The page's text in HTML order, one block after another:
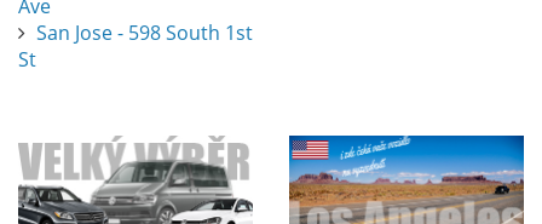
Ave
San Jose - 598 South 1st
St